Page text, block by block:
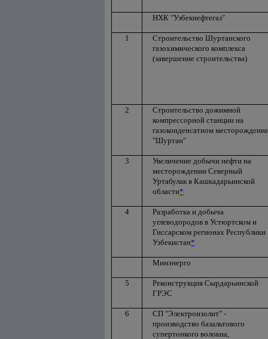
НХК "Узбекнефтегаз"
1
Строительство Шуртанского
газохимического комплекса
(завершение строительства)
2
Строительство дожимной
компрессорной станции на
газоконденсатном
"Шуртан"
3
Увеличение добычи нефти на
месторождении Северный
Уртабулак в Кашкадарьинской
области*
4
Разработка и добыча
углеводородов в Устюртском и
Гиссарском регионах Республики
Узбекистан*
Минэнерго
5
Реконструкция Сырдарьинской
ГРЭС
6
СП "Электроизолит" -
производство базальтового
супертонкого волокна,